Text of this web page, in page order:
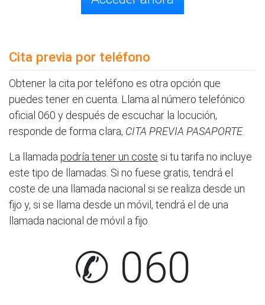
Cita previa por teléfono
Obtener la cita por teléfono es otra opción que
puedes tener en cuenta. Llama al número telefónico
oficial 060 y después de escuchar la locución,
responde de forma clara, CITA PREVIA PASAPORTE.
La llamada podría tener un coste si tu tarifa no incluye
este tipo de llamadas. Si no fuese gratis, tendrá el
coste de una llamada nacional si se realiza desde un
fijo y, si se llama desde un móvil, tendrá el de una
llamada nacional de móvil a fijo.
✆ 060